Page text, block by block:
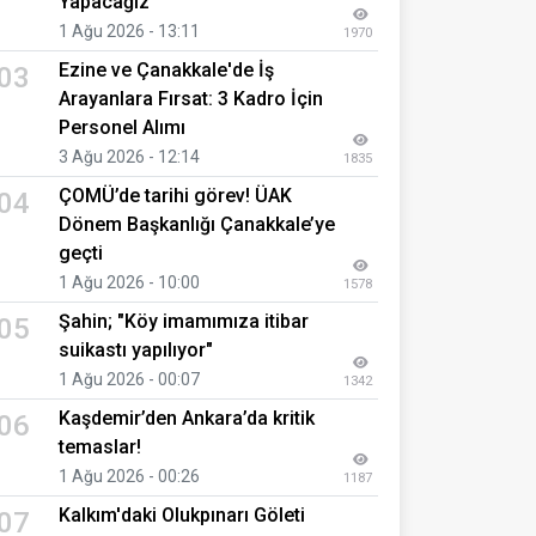
1 Ağu 2026 - 13:11 1970
Ezine ve Çanakkale'de İş
Arayanlara Fırsat: 3 Kadro İçin
Personel Alımı
3 Ağu 2026 - 12:14 1835
ÇOMÜ’de tarihi görev! ÜAK
Dönem Başkanlığı Çanakkale’ye
geçti
1 Ağu 2026 - 10:00 1578
Şahin; "Köy imamımıza itibar
suikastı yapılıyor"
1 Ağu 2026 - 00:07 1342
Kaşdemir’den Ankara’da kritik
temaslar!
1 Ağu 2026 - 00:26 1187
Kalkım'daki Olukpınarı Göleti